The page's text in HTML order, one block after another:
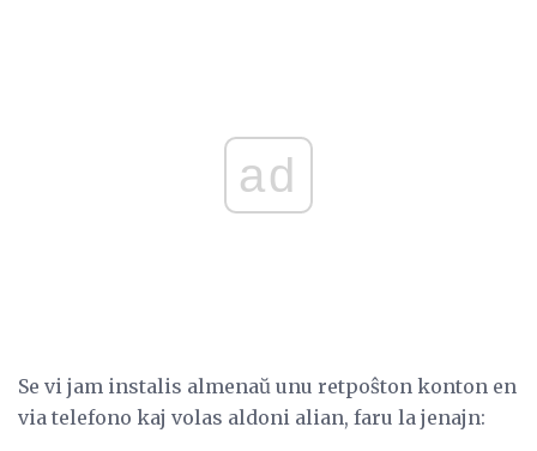
ad
Se vi jam instalis almenaŭ unu retpoŝton konton en
via telefono kaj volas aldoni alian, faru la jenajn: